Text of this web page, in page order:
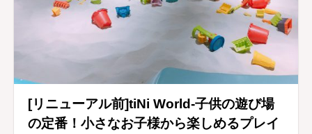
[リニューアル前]tiNi World-子供の遊び場
の定番！小さなお子様から楽しめるプレイ